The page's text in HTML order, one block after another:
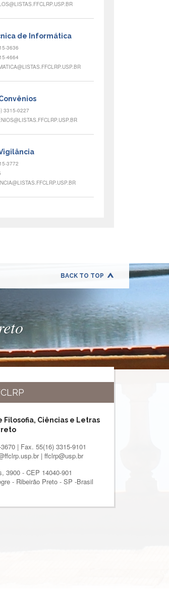
de Informática
3636
4664
3315-0227
3772
BACK TO TOP
Filosofia, Ciências e Letras
| Fax. 55(16) 3315-9101
| ffclrp@usp.br
3900 - CEP 14040-901
- Ribeirão Preto - SP -Brasil